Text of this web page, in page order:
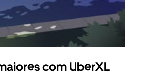
com UberXL